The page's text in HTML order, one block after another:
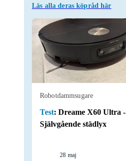
Läs alla deras köpråd här
Robotdammsugare
Test: Dreame X60 Ultra -
Självgående städlyx
28 maj